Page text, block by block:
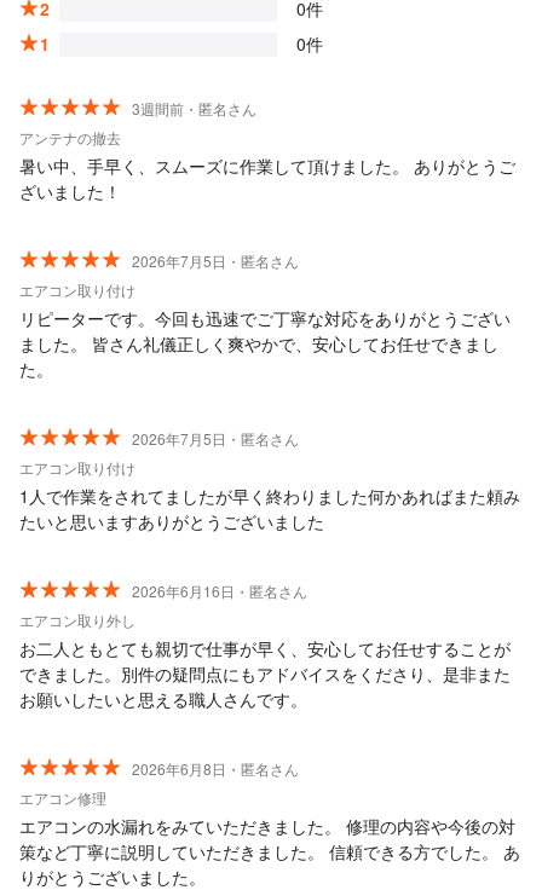
2
0件
1
0件
3週間前・匿名さん
アンテナの撤去
暑い中、手早く、スムーズに作業して頂けました。 ありがとうご
ざいました！
2026年7月5日・匿名さん
エアコン取り付け
リピーターです。今回も迅速でご丁寧な対応をありがとうござい
ました。 皆さん礼儀正しく爽やかで、安心してお任せできまし
た。
2026年7月5日・匿名さん
エアコン取り付け
1人で作業をされてましたが早く終わりました何かあればまた頼み
たいと思いますありがとうございました
2026年6月16日・匿名さん
エアコン取り外し
お二人ともとても親切で仕事が早く、安心してお任せすることが
できました。別件の疑問点にもアドバイスをくださり、是非また
お願いしたいと思える職人さんです。
2026年6月8日・匿名さん
エアコン修理
エアコンの水漏れをみていただきました。 修理の内容や今後の対
策など丁寧に説明していただきました。 信頼できる方でした。 あ
りがとうございました。